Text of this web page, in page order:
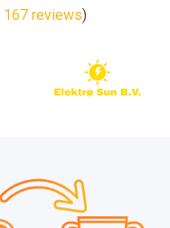
167 reviews)